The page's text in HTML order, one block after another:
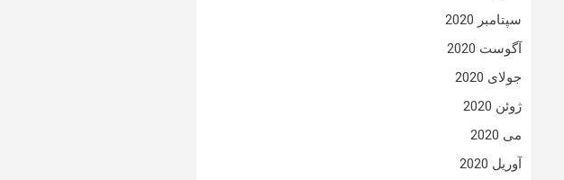
سپتامبر 2020
آگوست 2020
جولای 2020
ژوئن 2020
می 2020
آوریل 2020